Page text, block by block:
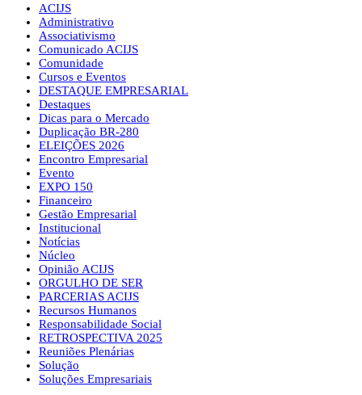
ACIJS
Administrativo
Associativismo
Comunicado ACIJS
Comunidade
Cursos e Eventos
DESTAQUE EMPRESARIAL
Destaques
Dicas para o Mercado
Duplicação BR-280
ELEIÇÕES 2026
Encontro Empresarial
Evento
EXPO 150
Financeiro
Gestão Empresarial
Institucional
Notícias
Núcleo
Opinião ACIJS
ORGULHO DE SER
PARCERIAS ACIJS
Recursos Humanos
Responsabilidade Social
RETROSPECTIVA 2025
Reuniões Plenárias
Solução
Soluções Empresariais